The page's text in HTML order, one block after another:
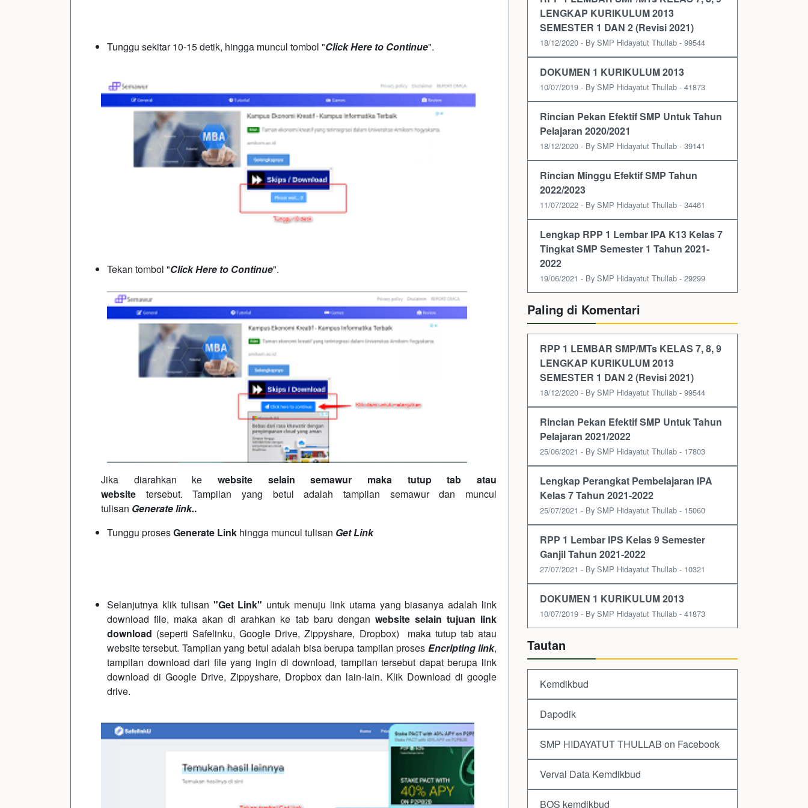
Tunggu sekitar 10-15 detik, hingga muncul tombol "Click Here to Continue".
Tekan tombol "Click Here to Continue".
Jika diarahkan ke website selain semawur maka tutup tab atau
website tersebut. Tampilan yang betul adalah tampilan semawur dan muncul
tulisan Generate link..
Tunggu prosesGenerate Link hingga muncul tulisan Get Link
Selanjutnya klik tulisan "Get Link" untuk menuju link utama yang biasanya adalah link
download file, maka akan di arahkan ke tab baru dengan website selain tujuan link
download (seperti Safelinku, Google Drive, Zippyshare, Dropbox) maka tutup tab atau
website tersebut. Tampilan yang betul adalah bisa berupa tampilan proses Encripting link,
tampilan download dari file yang ingin di download, tampilan tersebut dapat berupa link
download di Google Drive, Zippyshare, Dropbox dan lain-lain. Klik Download di google
drive.
LENGKAP KURIKULUM 2013
SEMESTER 1 DAN 2 (Revisi 2021)
18/12/2020 - By SMP Hidayatut Thullab - 99544
DOKUMEN 1 KURIKULUM 2013
10/07/2019 - By SMP Hidayatut Thullab - 41873
Rincian Pekan Efektif SMP Untuk Tahun
Pelajaran 2020/2021
18/12/2020 - By SMP Hidayatut Thullab - 39141
Rincian Minggu Efektif SMP Tahun
2022/2023
11/07/2022 - By SMP Hidayatut Thullab - 34461
Lengkap RPP 1 Lembar IPA K13 Kelas 7
Tingkat SMP Semester 1 Tahun 2021-
2022
19/06/2021 - By SMP Hidayatut Thullab - 29299
Paling di Komentari
RPP 1 LEMBAR SMP/MTs KELAS 7, 8, 9
LENGKAP KURIKULUM 2013
SEMESTER 1 DAN 2 (Revisi 2021)
18/12/2020 - By SMP Hidayatut Thullab - 99544
Rincian Pekan Efektif SMP Untuk Tahun
Pelajaran 2021/2022
25/06/2021 - By SMP Hidayatut Thullab - 17803
Lengkap Perangkat Pembelajaran IPA
Kelas 7 Tahun 2021-2022
25/07/2021 - By SMP Hidayatut Thullab - 15060
RPP 1 Lembar IPS Kelas 9 Semester
Ganjil Tahun 2021-2022
27/07/2021 - By SMP Hidayatut Thullab - 10321
DOKUMEN 1 KURIKULUM 2013
10/07/2019 - By SMP Hidayatut Thullab - 41873
Tautan
Kemdikbud
Dapodik
SMP HIDAYATUT THULLAB on Facebook
Verval Data Kemdikbud
BOS kemdikbud